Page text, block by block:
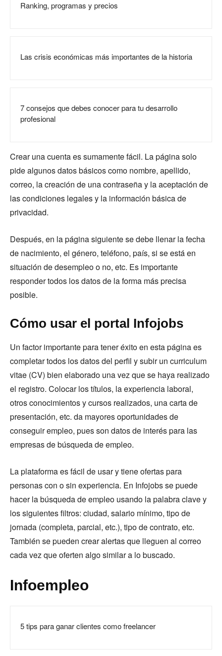
Ranking, programas y precios
Las crisis económicas más importantes de la historia
7 consejos que debes conocer para tu desarrollo
profesional
Crear una cuenta es sumamente fácil. La página solo
pide algunos datos básicos como nombre, apellido,
correo, la creación de una contraseña y la aceptación de
las condiciones legales y la información básica de
privacidad.
Después, en la página siguiente se debe llenar la fecha
de nacimiento, el género, teléfono, país, si se está en
situación de desempleo o no, etc. Es importante
responder todos los datos de la forma más precisa
posible.
Cómo usar el portal Infojobs
Un factor importante para tener éxito en esta página es
completar todos los datos del perfil y subir un curriculum
vitae (CV) bien elaborado una vez que se haya realizado
el registro. Colocar los títulos, la experiencia laboral,
otros conocimientos y cursos realizados, una carta de
presentación, etc. da mayores oportunidades de
conseguir empleo, pues son datos de interés para las
empresas de búsqueda de empleo.
La plataforma es fácil de usar y tiene ofertas para
personas con o sin experiencia. En Infojobs se puede
hacer la búsqueda de empleo usando la palabra clave y
los siguientes filtros: ciudad, salario mínimo, tipo de
jornada (completa, parcial, etc.), tipo de contrato, etc.
También se pueden crear alertas que lleguen al correo
cada vez que oferten algo similar a lo buscado.
Infoempleo
5 tips para ganar clientes como freelancer